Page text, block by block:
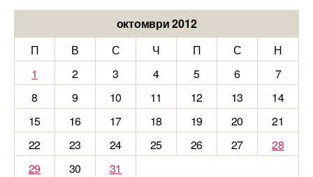
октомври 2012
П
В С Ч П С
Н
1
2 3 4 5 6
7
8
9 10 11 12 13
14
15
16 17 18 19 20
21
22
23 24 25 26 27
28
29
30 31